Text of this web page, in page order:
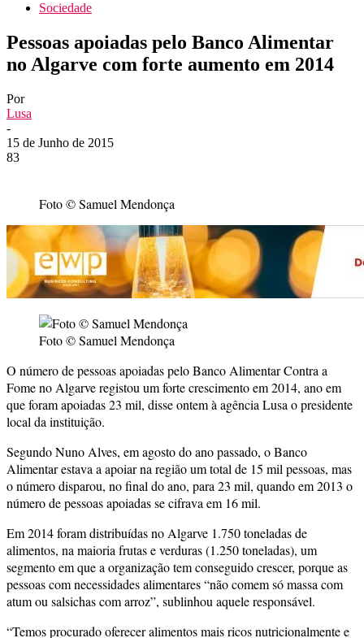
Sociedade
Pessoas apoiadas pelo Banco Alimentar
no Algarve com forte aumento em 2014
Por
Lusa
-
15 de Junho de 2015
83
Foto © Samuel Mendonça
Foto © Samuel Mendonça
O número de pessoas apoiadas pelo Banco Alimentar Contra a
Fome no Algarve registou um forte crescimento em 2014, ano em
que foram apoiadas 23 mil, disse ontem à agência Lusa o presidente
local da instituição.
Segundo Nuno Alves, em agosto do ano passado, o Banco
Alimentar estava a apoiar na região um total de 15 mil pessoas, mas
o número disparou, no final do ano, para 23 mil, quando em 2013 o
número de pessoas apoiadas se cifrava em 16 mil.
Em 2014 foram distribuídas no Algarve 1.750 toneladas de
alimentos, na maioria frutas e verduras (1.250 toneladas), um
segmento em que a organização tem conseguido crescer, porque as
pessoas com necessidades alimentares “não comem só massa com
atum ou salsichas com arroz”, sublinhou aquele responsável.
“Temos procurado oferecer alimentos mais ricos nutricionalmente e